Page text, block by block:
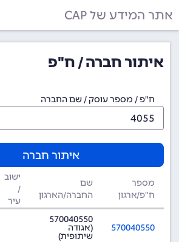
אתר המידע של CAP
איתור חברה / ח"פ
ח"פ / מספר עוסק / שם החברה
איתור חברה
מספר
ח"פ/ארגון
שם
החברה/הארגון
ישוב
/
עיר
570040550
570040550
(אגודה
שיתופית)